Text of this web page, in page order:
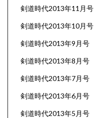
剣道時代2013年11月号
剣道時代2013年10月号
剣道時代2013年9月号
剣道時代2013年8月号
剣道時代2013年7月号
剣道時代2013年6月号
剣道時代2013年5月号